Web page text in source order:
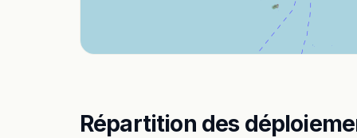
Répartition des